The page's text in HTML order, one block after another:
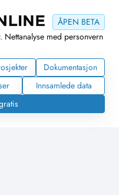
ÅPEN BETA
Nettanalyse med personvern
Dokumentasjon
Innsamlede data